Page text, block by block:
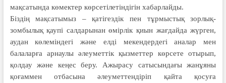
мақсатында көмектер көрсетілетіндігін хабарлайды.
Біздің мақсатымыз – қатігездік пен тұрмыстық зорлық-
зомбылық қаупі салдарынан өмірлік қиын жағдайда жүрген,
аудан көлеміндегі және елді мекендердегі аналар мен
балаларға арнаулы әлеуметтік қызметтер көрсете отырып,
қолдау және кеңес беру. Ажырасу сатысындағы жанұяны
қоғаммен отбасына әлеуметтендіріп қайта қосуға